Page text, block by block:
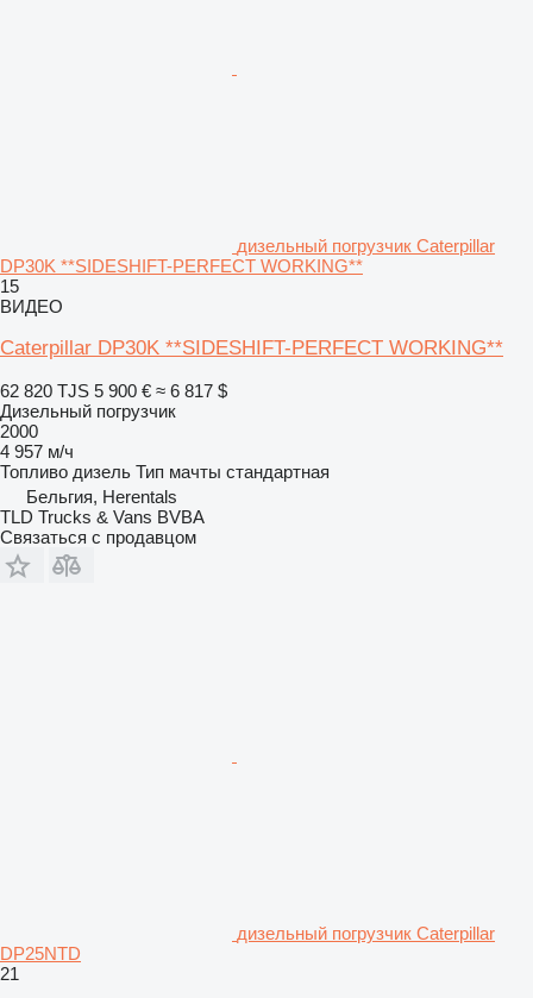
дизельный погрузчик Caterpillar
DP30K **SIDESHIFT-PERFECT WORKING**
15
ВИДЕО
Caterpillar DP30K **SIDESHIFT-PERFECT WORKING**
62 820 TJS 5 900 € ≈ 6 817 $
Дизельный погрузчик
2000
4 957 м/ч
Топливо дизель Тип мачты стандартная
Бельгия, Herentals
TLD Trucks & Vans BVBA
Связаться с продавцом
дизельный погрузчик Caterpillar
DP25NTD
21